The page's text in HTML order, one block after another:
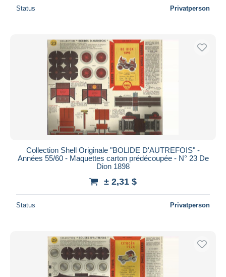
Status Privatperson
Collection Shell Originale "BOLIDE D'AUTREFOIS" -
Années 55/60 - Maquettes carton prédécoupée - N° 23 De
Dion 1898
± 2,31 $
Status Privatperson